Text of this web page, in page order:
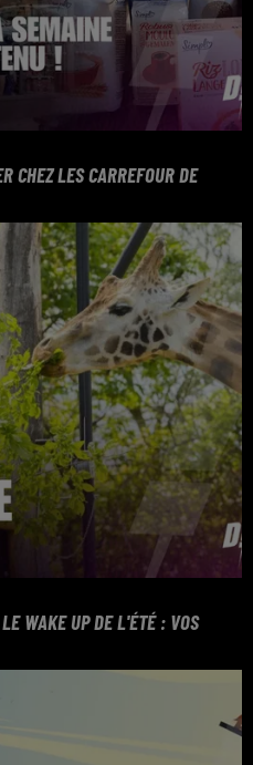
CHEZ LES CARREFOUR DE
DU PANIER ET
CADEAU CARREFOUR
WAKE UP DE L'ÉTÉ : VOS
7H ET 10H, VENEZ
LE ZOO